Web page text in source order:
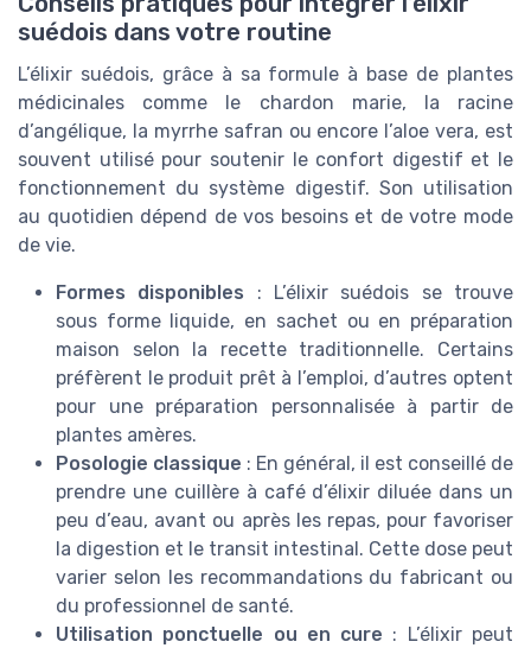
suédois dans votre routine
L’élixir suédois, grâce à sa formule à base de plantes
médicinales comme le chardon marie, la racine
d’angélique, la myrrhe safran ou encore l’aloe vera, est
souvent utilisé pour soutenir le confort digestif et le
fonctionnement du système digestif. Son utilisation
au quotidien dépend de vos besoins et de votre mode
de vie.
Formes disponibles : L’élixir suédois se trouve
sous forme liquide, en sachet ou en préparation
maison selon la recette traditionnelle. Certains
préfèrent le produit prêt à l’emploi, d’autres optent
pour une préparation personnalisée à partir de
plantes amères.
Posologie classique : En général, il est conseillé de
prendre une cuillère à café d’élixir diluée dans un
peu d’eau, avant ou après les repas, pour favoriser
la digestion et le transit intestinal. Cette dose peut
varier selon les recommandations du fabricant ou
du professionnel de santé.
Utilisation ponctuelle ou en cure : L’élixir peut